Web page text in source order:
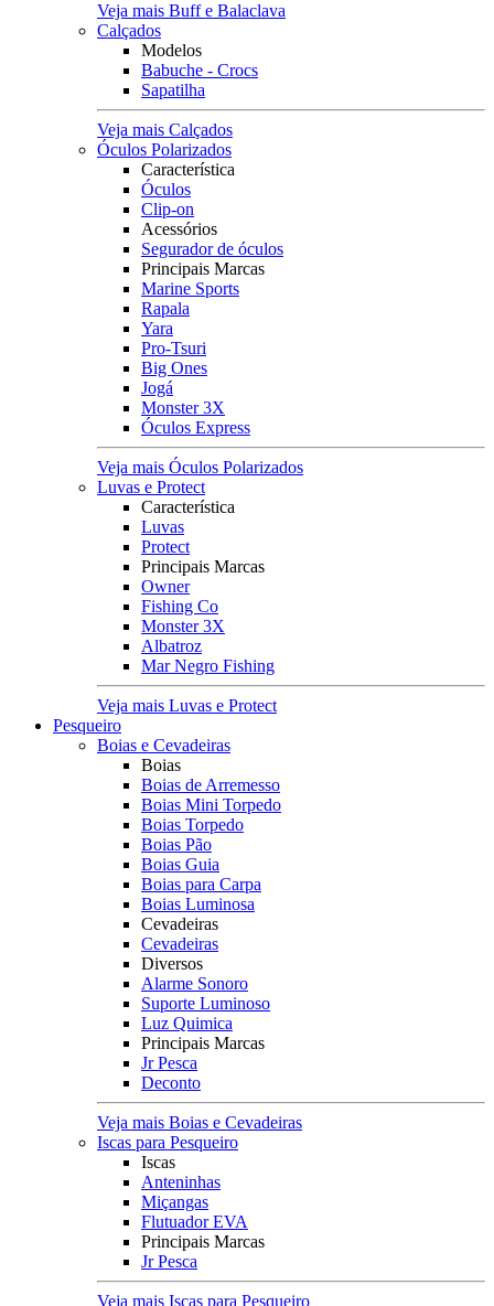
Veja mais Buff e Balaclava
Calçados
Modelos
Babuche - Crocs
Sapatilha
Veja mais Calçados
Óculos Polarizados
Característica
Óculos
Clip-on
Acessórios
Segurador de óculos
Principais Marcas
Marine Sports
Rapala
Yara
Pro-Tsuri
Big Ones
Jogá
Monster 3X
Óculos Express
Veja mais Óculos Polarizados
Luvas e Protect
Característica
Luvas
Protect
Principais Marcas
Owner
Fishing Co
Monster 3X
Albatroz
Mar Negro Fishing
Veja mais Luvas e Protect
Pesqueiro
Boias e Cevadeiras
Boias
Boias de Arremesso
Boias Mini Torpedo
Boias Torpedo
Boias Pão
Boias Guia
Boias para Carpa
Boias Luminosa
Cevadeiras
Cevadeiras
Diversos
Alarme Sonoro
Suporte Luminoso
Luz Quimica
Principais Marcas
Jr Pesca
Deconto
Veja mais Boias e Cevadeiras
Iscas para Pesqueiro
Iscas
Anteninhas
Miçangas
Flutuador EVA
Principais Marcas
Jr Pesca
Veja mais Iscas para Pesqueiro